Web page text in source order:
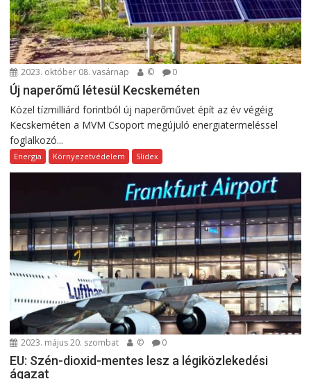
2023. október 08. vasárnap © 0
Új naperőmű létesül Kecskeméten
Közel tízmilliárd forintból új naperőművet épít az év végéig
Kecskeméten a MVM Csoport megújuló energiatermeléssel
foglalkozó...
Energia Környezetvédelem Slidex
2023. május 20. szombat © 0
EU: Szén-dioxid-mentes lesz a légiközlekedési
ágazat